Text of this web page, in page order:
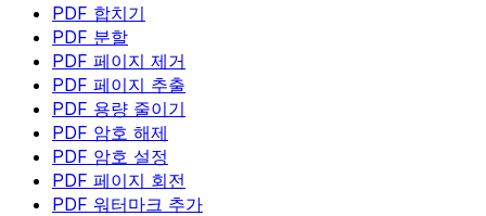
PDF 합치기
PDF 분할
PDF 페이지 제거
PDF 페이지 추출
PDF 용량 줄이기
PDF 암호 해제
PDF 암호 설정
PDF 페이지 회전
PDF 워터마크 추가